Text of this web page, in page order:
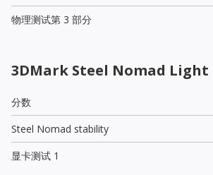
物理测试第 3 部分
3DMark Steel Nomad Light
分数
Steel Nomad stability
显卡测试 1